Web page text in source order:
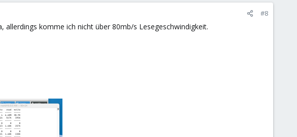
#8
komme ich nicht über 80mb/s Lesegeschwindigkeit.